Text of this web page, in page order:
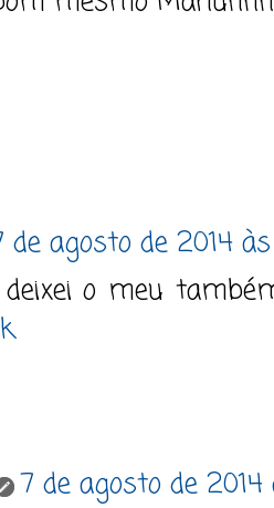
de agosto de 2014
o meu
7 de agosto de